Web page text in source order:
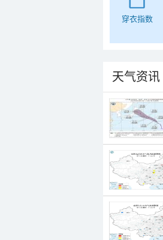
穿衣指数
天气资讯